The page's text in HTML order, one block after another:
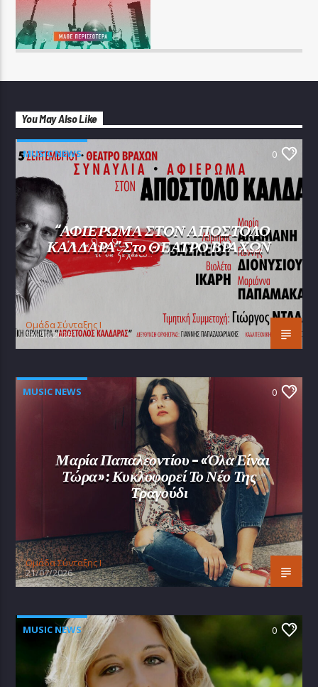
You May Also Like
MUSIC NEWS 0
“ΑΦΙΕΡΩΜΑ ΣΤΟΝ ΑΠΟΣΤΟΛΟ
ΚΑΛΔΑΡΑ” Στο ΘΕΑΤΡΟ ΒΡΑΧΩΝ
Oμάδα Σύνταξης Ι
25/07/2026
MUSIC NEWS 0
Μαρία Παπαλεοντίου – «Όλα Είναι
Τώρα»: Κυκλοφορεί Το Νέο Της
Τραγούδι
Oμάδα Σύνταξης Ι
21/07/2026
MUSIC NEWS 0